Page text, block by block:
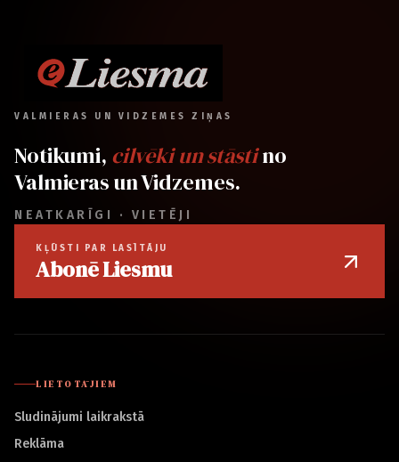
VALMIERAS UN VIDZEMES ZIŅAS
Notikumi, cilvēki un stāstino
Valmieras un Vidzemes.
NEATKARĪGI · VIETĒJI
KĻŪSTI PAR LASĪTĀJU
Abonē Liesmu
LIETOTĀJIEM
Sludinājumi laikrakstā
Reklāma